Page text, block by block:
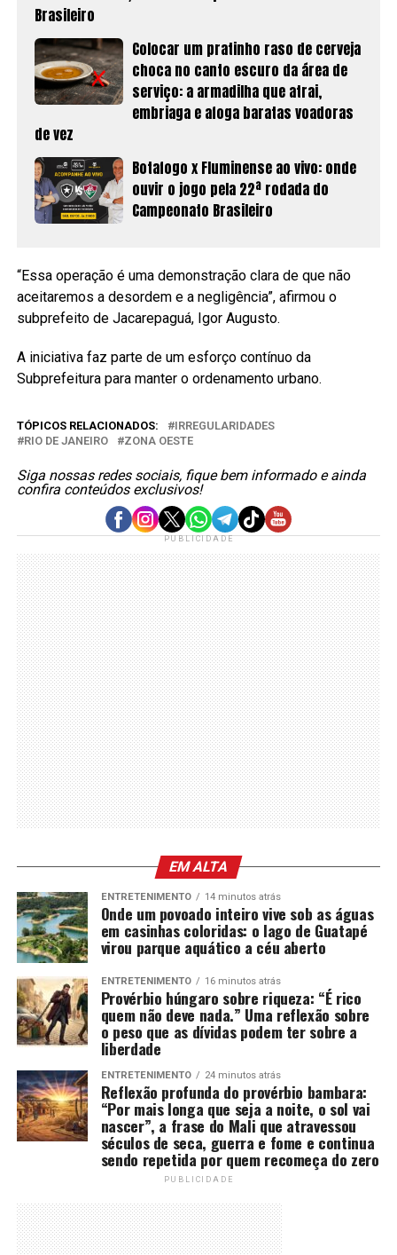
Brasileiro
Colocar um pratinho raso de cerveja
choca no canto escuro da área de
serviço: a armadilha que atrai,
embriaga e afoga baratas voadoras
de vez
Botafogo x Fluminense ao vivo: onde
ouvir o jogo pela 22ª rodada do
Campeonato Brasileiro
“Essa operação é uma demonstração clara de que não
aceitaremos a desordem e a negligência”, afirmou o
subprefeito de Jacarepaguá, Igor Augusto.
A iniciativa faz parte de um esforço contínuo da
Subprefeitura para manter o ordenamento urbano.
TÓPICOS RELACIONADOS:
IRREGULARIDADES
RIO DE JANEIRO
ZONA OESTE
Siga nossas redes sociais, fique bem informado e ainda
confira conteúdos exclusivos!
PUBLICIDADE
EM ALTA
ENTRETENIMENTO 14 minutos atrás
Onde um povoado inteiro vive sob as águas
em casinhas coloridas: o lago de Guatapé
virou parque aquático a céu aberto
ENTRETENIMENTO 16 minutos atrás
Provérbio húngaro sobre riqueza: “É rico
quem não deve nada.” Uma reflexão sobre
o peso que as dívidas podem ter sobre a
liberdade
ENTRETENIMENTO 24 minutos atrás
Reflexão profunda do provérbio bambara:
“Por mais longa que seja a noite, o sol vai
nascer”, a frase do Mali que atravessou
séculos de seca, guerra e fome e continua
sendo repetida por quem recomeça do zero
PUBLICIDADE